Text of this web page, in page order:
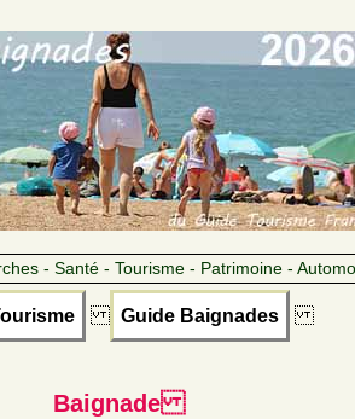
- Santé - Tourisme - Patrimoine -
Guide Baignades
Baignade